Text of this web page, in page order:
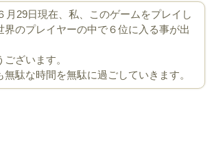
月29日現在、私、このゲームをプレイし
界のプレイヤーの中で６位に入る事が出
ざいます。
無駄な時間を無駄に過ごしていきます。